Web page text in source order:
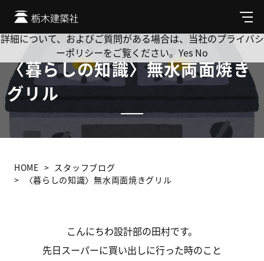
メ
ニ
ュ
〈暮らしの知識〉無水両面焼き
グリル
HOME
スタッフブログ
〈暮らしの知識〉無水両面焼きグリル
こんにちわ設計部の田村です。
先日スーパーに買い出しに行った時のこと
Cookie を使用して、お客様の活動を追跡してもよろしいです
か? 当社ではお客様のプライバシーを極めて重視しています。
詳細について、およびご質問がある場合は、当社のプライバシ
ーポリシーをご覧ください。 Yes No